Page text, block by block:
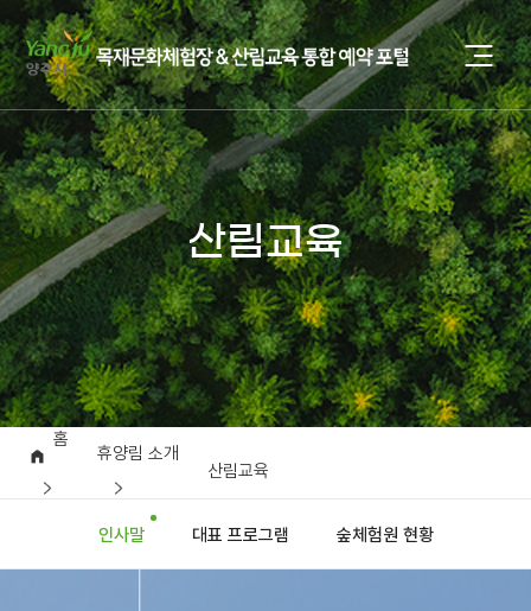
산림교육
홈
휴양림 소개
산림교육
인사말 대표 프로그램 숲체험원 현황